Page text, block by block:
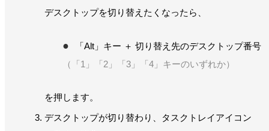
デスクトップを切り替えたくなったら、
「Alt」キー ＋ 切り替え先のデスクトップ番号
（「1」「2」「3」「4」キーのいずれか）
を押します。
デスクトップが切り替わり、タスクトレイアイコン